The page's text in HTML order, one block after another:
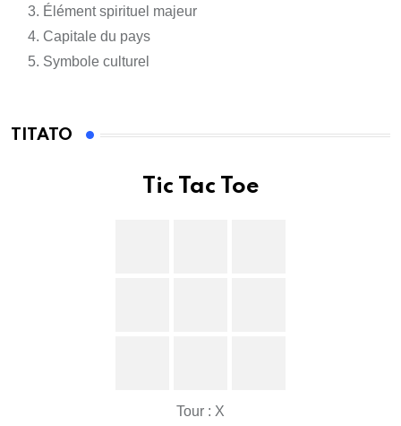
Élément spirituel majeur
Capitale du pays
Symbole culturel
TITATO
Tic Tac Toe
Tour : X